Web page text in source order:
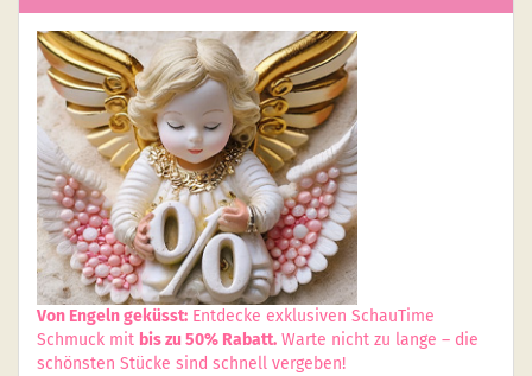
Von Engeln geküsst: Entdecke exklusiven SchauTime
Schmuck mit bis zu 50% Rabatt. Warte nicht zu lange – die
schönsten Stücke sind schnell vergeben!